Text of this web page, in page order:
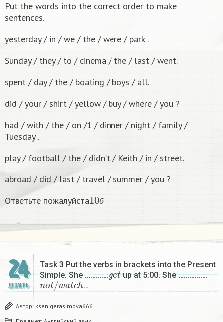
Put the words into the correct order to make
sentences.
yesterday / in / we / the / were / park .
Sunday / they / to / cinema / the / last / went.
spent / day / the / boating / boys / all.
did / your / shirt / yellow / buy / where / you ?
had / with / the / on /1 / dinner / night / family /
Tuesday .
play / football / the / didn’t / Keith / in / street.
abroad / did / last / travel / summer / you ?
Ответьте пожалуйста
б
10
24
ДЕКАБРЬ
Task 3 Put the verbs in brackets into the Present
Simple. She ………….
g et
up at 5:00. She …………….
not/watch
…
Автор: ksenigerasimova666